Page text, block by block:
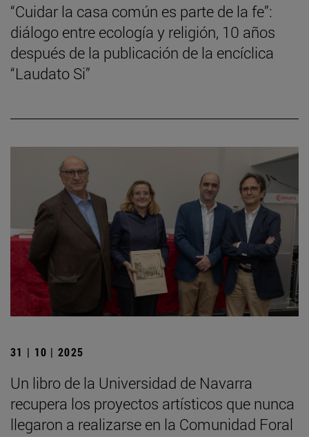
“Cuidar la casa común es parte de la fe”:
diálogo entre ecología y religión, 10 años
después de la publicación de la encíclica
“Laudato Si”
31 | 10 | 2025
Un libro de la Universidad de Navarra
recupera los proyectos artísticos que nunca
llegaron a realizarse en la Comunidad Foral